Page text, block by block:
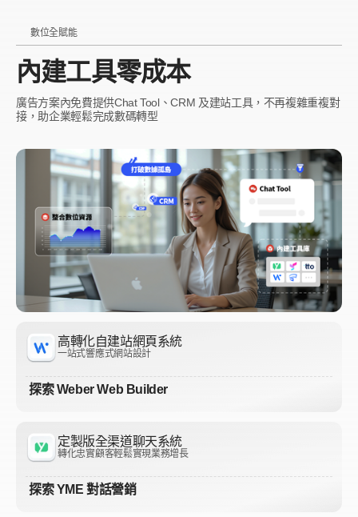
數位全賦能
內建工具零成本
廣告方案內免費提供Chat Tool、CRM 及建站工具，不再複雜重複對
接，助企業輕鬆完成數碼轉型
高轉化自建站網頁系統
一站式響應式網站設計
探索 Weber Web Builder
定製版全渠道聊天系統
轉化忠實顧客輕鬆實現業務增長
探索 YME 對話營銷